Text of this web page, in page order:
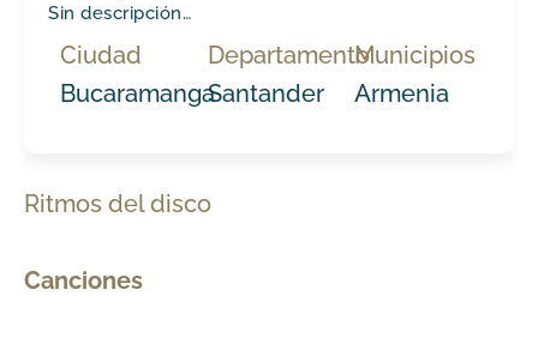
Sin descripción…
Ciudad
Bucaramanga
Departamento
Santander
Municipios
Armenia
Ritmos del disco
Canciones